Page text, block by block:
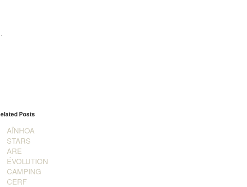
Posts
AÏNHOA
STARS
ARE
ÉVOLUTION
CAMPING
CERF